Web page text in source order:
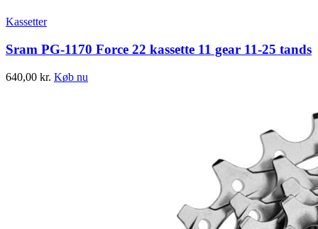
Kassetter
Sram PG-1170 Force 22 kassette 11 gear 11-25 tands
640,00 kr. Køb nu